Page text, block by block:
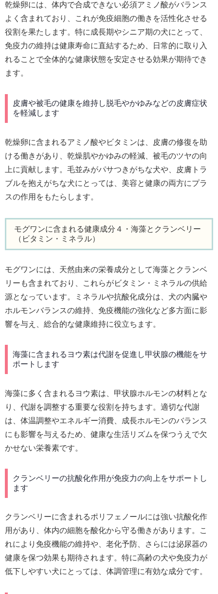
乾燥卵には、体内で合成できない必須アミノ酸がバランス
よく含まれており、これが免疫細胞の働きを活性化させる
役割を果たします。特に成長期やシニア期の犬にとって、
免疫力の維持は健康寿命に直結するため、日常的に取り入
れることで全体的な健康状態を安定させる効果が期待でき
ます。
皮膚や被毛の健康を維持し脱毛やかゆみなどの皮膚症状
を軽減します
乾燥卵に含まれるアミノ酸やビタミンは、皮膚の修復を助
ける働きがあり、乾燥肌やかゆみの軽減、被毛のツヤの向
上に貢献します。毛並みがパサつきがちな犬や、皮膚トラ
ブルを抱えがちな犬にとっては、美容と健康の両方にプラ
スの作用をもたらします。
モグワンに含まれる健康成分４・海藻とクランベリー
（ビタミン・ミネラル）
モグワンには、天然由来の栄養成分として海藻とクランベ
リーも含まれており、これらがビタミン・ミネラルの供給
源となっています。ミネラルや抗酸化成分は、犬の内臓や
ホルモンバランスの維持、免疫機能の強化など多方面に影
響を与え、総合的な健康維持に役立ちます。
海藻に含まれるヨウ素は代謝を促進し甲状腺の機能をサ
ポートします
海藻に多く含まれるヨウ素は、甲状腺ホルモンの材料とな
り、代謝を調整する重要な役割を持ちます。適切な代謝
は、体温調整やエネルギー消費、成長ホルモンのバランス
にも影響を与えるため、健康な生活リズムを保つうえで欠
かせない栄養素です。
クランベリーの抗酸化作用が免疫力の向上をサポートし
ます
クランベリーに含まれるポリフェノールには強い抗酸化作
用があり、体内の細胞を酸化から守る働きがあります。こ
れにより免疫機能の維持や、老化予防、さらには泌尿器の
健康を保つ効果も期待されます。特に高齢の犬や免疫力が
低下しやすい犬にとっては、体調管理に有効な成分です。